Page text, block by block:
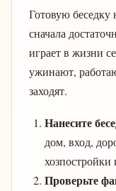
Готовую беседку
сначала
играет в жизни
ужинают,
заходят.
Нанесите
дом, вход,
Проверьте